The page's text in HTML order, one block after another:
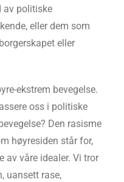
av politiske
eller dem som
eller
ekstrem bevegelse.
oss i politiske
Den rasisme
høyresiden står for,
av våre idealer. Vi tror
uansett rase,